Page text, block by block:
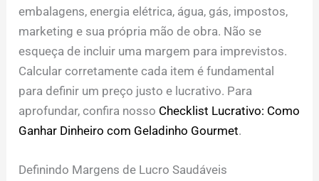
embalagens, energia elétrica, água, gás, impostos,
marketing e sua própria mão de obra. Não se
esqueça de incluir uma margem para imprevistos.
Calcular corretamente cada item é fundamental
para definir um preço justo e lucrativo. Para
aprofundar, confira nosso Checklist Lucrativo: Como
Ganhar Dinheiro com Geladinho Gourmet.
Definindo Margens de Lucro Saudáveis